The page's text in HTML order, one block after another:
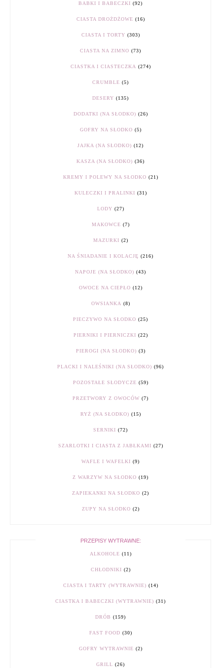
BABKI I BABECZKI (92)
CIASTA DROŻDŻOWE (16)
CIASTA I TORTY (303)
CIASTA NA ZIMNO (73)
CIASTKA I CIASTECZKA (274)
CRUMBLE (5)
DESERY (135)
DODATKI (NA SŁODKO) (26)
GOFRY NA SŁODKO (5)
JAJKA (NA SŁODKO) (12)
KASZA (NA SŁODKO) (36)
KREMY I POLEWY NA SŁODKO (21)
KULECZKI I PRALINKI (31)
LODY (27)
MAKOWCE (7)
MAZURKI (2)
NA ŚNIADANIE I KOLACJĘ (216)
NAPOJE (NA SŁODKO) (43)
OWOCE NA CIEPŁO (12)
OWSIANKA (8)
PIECZYWO NA SŁODKO (25)
PIERNIKI I PIERNICZKI (22)
PIEROGI (NA SŁODKO) (3)
PLACKI I NALEŚNIKI (NA SŁODKO) (96)
POZOSTAŁE SŁODYCZE (59)
PRZETWORY Z OWOCÓW (7)
RYŻ (NA SŁODKO) (15)
SERNIKI (72)
SZARLOTKI I CIASTA Z JABŁKAMI (27)
WAFLE I WAFELKI (9)
Z WARZYW NA SŁODKO (19)
ZAPIEKANKI NA SŁODKO (2)
ZUPY NA SŁODKO (2)
PRZEPISY WYTRAWNE:
ALKOHOLE (11)
CHŁODNIKI (2)
CIASTA I TARTY (WYTRAWNIE) (14)
CIASTKA I BABECZKI (WYTRAWNIE) (31)
DRÓB (159)
FAST FOOD (30)
GOFRY WYTRAWNIE (2)
GRILL (26)